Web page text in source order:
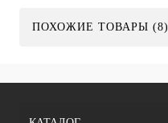
ПОХОЖИЕ ТОВАРЫ (8)